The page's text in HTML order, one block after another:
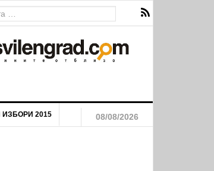
риск от пожари
2015 08/08/2026